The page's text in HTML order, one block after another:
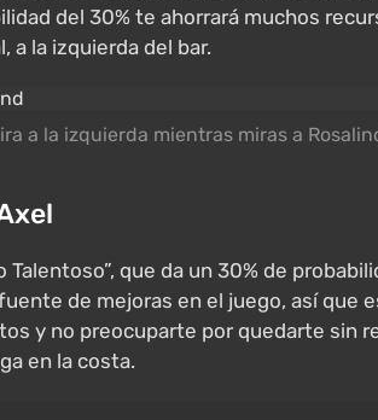
del 30% te ahorrará muchos
a la izquierda del bar.
a la izquierda mientras miras a
Talentoso”, que da un 30% de
de mejoras en el juego, así que
y no preocuparte por quedarte sin
en la costa.